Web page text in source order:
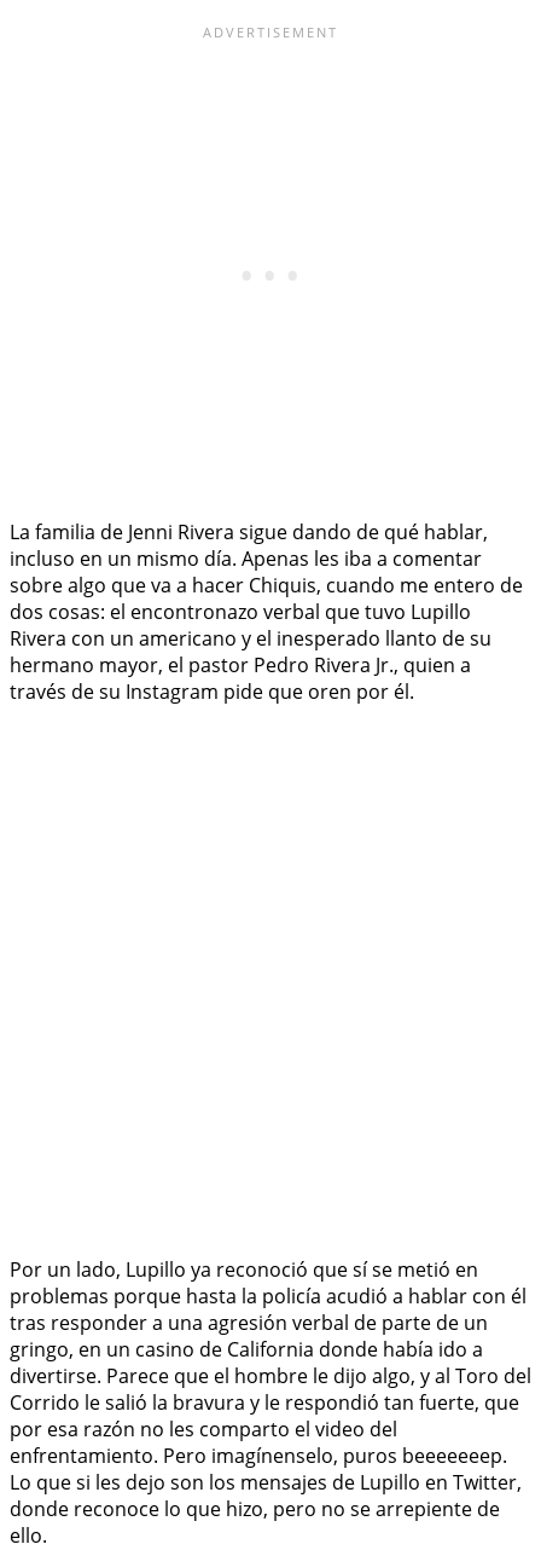
La familia de Jenni Rivera sigue dando de qué hablar,
incluso en un mismo día. Apenas les iba a comentar
sobre algo que va a hacer Chiquis, cuando me entero de
dos cosas: el encontronazo verbal que tuvo Lupillo
Rivera con un americano y el inesperado llanto de su
hermano mayor, el pastor Pedro Rivera Jr., quien a
través de su Instagram pide que oren por él.
Por un lado, Lupillo ya reconoció que sí se metió en
problemas porque hasta la policía acudió a hablar con él
tras responder a una agresión verbal de parte de un
gringo, en un casino de California donde había ido a
divertirse. Parece que el hombre le dijo algo, y al Toro del
Corrido le salió la bravura y le respondió tan fuerte, que
por esa razón no les comparto el video del
enfrentamiento. Pero imagínenselo, puros beeeeeeep.
Lo que si les dejo son los mensajes de Lupillo en Twitter,
donde reconoce lo que hizo, pero no se arrepiente de
ello.